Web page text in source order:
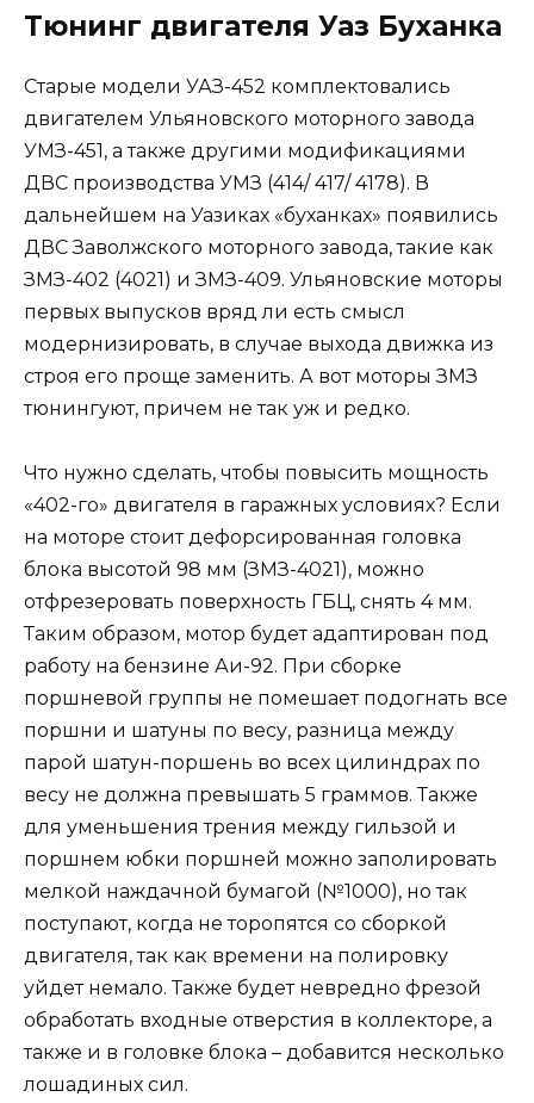
Тюнинг двигателя Уаз Буханка
Старые модели УАЗ-452 комплектовались
двигателем Ульяновского моторного завода
УМЗ-451, а также другими модификациями
ДВС производства УМЗ (414/ 417/ 4178). В
дальнейшем на Уазиках «буханках» появились
ДВС Заволжского моторного завода, такие как
ЗМЗ-402 (4021) и ЗМЗ-409. Ульяновские моторы
первых выпусков вряд ли есть смысл
модернизировать, в случае выхода движка из
строя его проще заменить. А вот моторы ЗМЗ
тюнингуют, причем не так уж и редко.
Что нужно сделать, чтобы повысить мощность
«402-го» двигателя в гаражных условиях? Если
на моторе стоит дефорсированная головка
блока высотой 98 мм (ЗМЗ-4021), можно
отфрезеровать поверхность ГБЦ, снять 4 мм.
Таким образом, мотор будет адаптирован под
работу на бензине Аи-92. При сборке
поршневой группы не помешает подогнать все
поршни и шатуны по весу, разница между
парой шатун-поршень во всех цилиндрах по
весу не должна превышать 5 граммов. Также
для уменьшения трения между гильзой и
поршнем юбки поршней можно заполировать
мелкой наждачной бумагой (№1000), но так
поступают, когда не торопятся со сборкой
двигателя, так как времени на полировку
уйдет немало. Также будет невредно фрезой
обработать входные отверстия в коллекторе, а
также и в головке блока – добавится несколько
лошадиных сил.